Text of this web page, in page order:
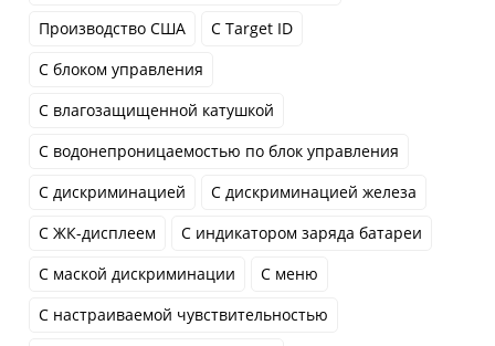
Производство США
С Target ID
С блоком управления
С влагозащищенной катушкой
С водонепроницаемостью по блок управления
С дискриминацией
С дискриминацией железа
С ЖК-дисплеем
С индикатором заряда батареи
С маской дискриминации
С меню
С настраиваемой чувствительностью